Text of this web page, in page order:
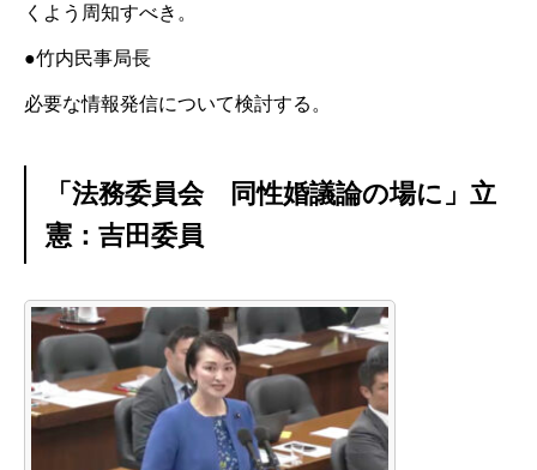
くよう周知すべき。
●竹内民事局長
必要な情報発信について検討する。
「法務委員会 同性婚議論の場に」立
憲：吉田委員